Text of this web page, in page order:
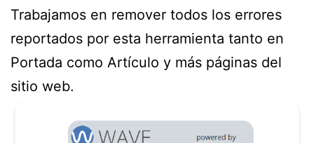
Trabajamos en remover todos los errores
reportados por esta herramienta tanto en
Portada como Artículo y más páginas del
sitio web.